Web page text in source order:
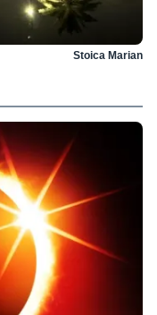
Stoica Marian